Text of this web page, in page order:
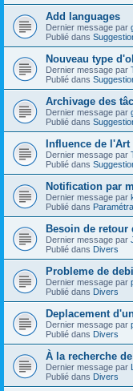
Add languages
Dernier message par
Publié dans
Nouveau type
Dernier message par
Publié dans
Archivage des
Dernier message par
Publié dans
Influence de
Dernier message par
Publié dans
Notification par
Dernier message par
Publié dans
Besoin de retour
Dernier message par
Publié dans Divers
Probleme de
Dernier message par
Publié dans Divers
Deplacement
Dernier message par
Publié dans Divers
À la recherche
Dernier message par
Publié dans Divers